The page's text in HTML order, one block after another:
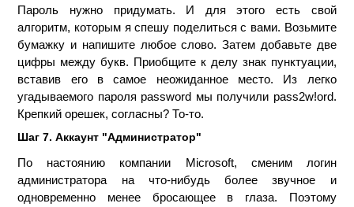
Пароль нужно придумать. И для этого есть свой
алгоритм, которым я спешу поделиться с вами. Возьмите
бумажку и напишите любое слово. Затем добавьте две
цифры между букв. Приобщите к делу знак пунктуации,
вставив его в самое неожиданное место. Из легко
угадываемого пароля password мы получили pass2w!ord.
Крепкий орешек, согласны? То-то.
Шаг 7. Аккаунт "Администратор"
По настоянию компании Microsoft, сменим логин
администратора на что-нибудь более звучное и
одновременно менее бросающее в глаза. Поэтому